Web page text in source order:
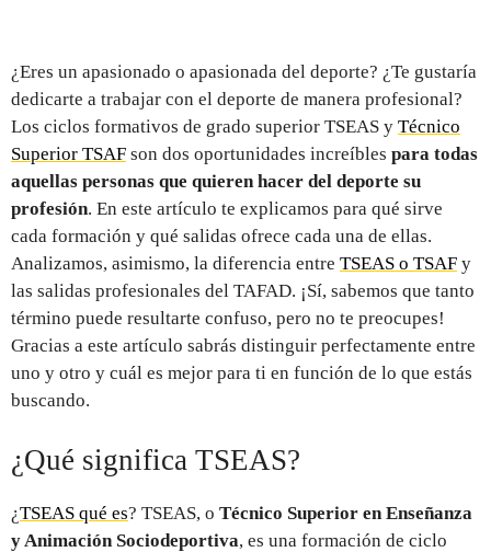
¿Eres un apasionado o apasionada del deporte? ¿Te gustaría
dedicarte a trabajar con el deporte de manera profesional?
Los ciclos formativos de grado superior TSEAS y Técnico
Superior TSAF son dos oportunidades increíbles para todas
aquellas personas que quieren hacer del deporte su
profesión. En este artículo te explicamos para qué sirve
cada formación y qué salidas ofrece cada una de ellas.
Analizamos, asimismo, la diferencia entre TSEAS o TSAF y
las salidas profesionales del TAFAD. ¡Sí, sabemos que tanto
término puede resultarte confuso, pero no te preocupes!
Gracias a este artículo sabrás distinguir perfectamente entre
uno y otro y cuál es mejor para ti en función de lo que estás
buscando.
¿Qué significa TSEAS?
¿TSEAS qué es? TSEAS, o Técnico Superior en Enseñanza
y Animación Sociodeportiva, es una formación de ciclo